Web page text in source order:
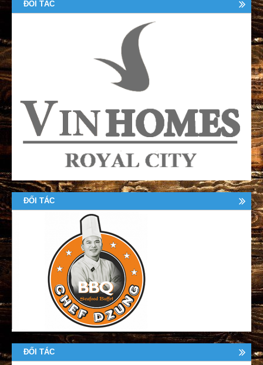
ĐỐI TÁC
ĐỐI TÁC
ĐỐI TÁC